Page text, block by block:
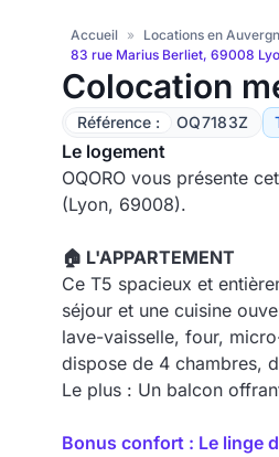
Accueil » Locations en
83 rue Marius Berliet, 69008
Colocation
Référence : OQ7183Z
Le logement
OQORO vous présente
(Lyon, 69008).
🏠 L'APPARTEMENT
Ce T5 spacieux et
séjour et une cuisine
lave-vaisselle, four,
dispose de 4 chambres,
Le plus : Un balcon
Bonus confort : Le linge